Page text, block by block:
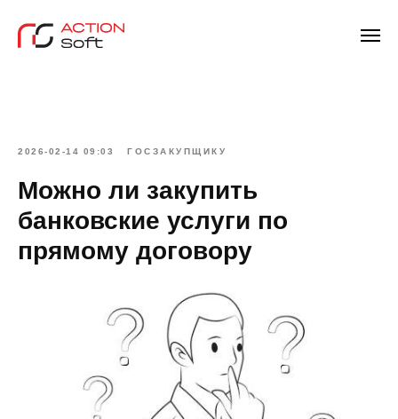
2026-02-14 09:03 ГОСЗАКУПЩИКУ
Можно ли закупить
банковские услуги по
прямому договору